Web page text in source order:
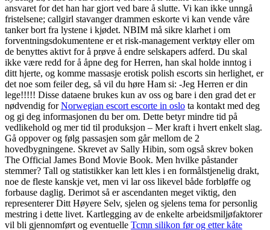
ansvaret for det han har gjort ved bare å slutte. Vi kan ikke unngå
fristelsene; callgirl stavanger drammen eskorte vi kan vende våre
tanker bort fra lystene i kjødet. NBIM må sikre klarhet i om
forventningsdokumentene er et risk-management verktøy eller om
de benyttes aktivt for å prøve å endre selskapers adferd. Du skal
ikke være redd for å åpne deg for Herren, han skal holde inntog i
ditt hjerte, og komme massasje erotisk polish escorts sin herlighet, er
det noe som feiler deg, så vil du høre Ham si: -Jeg Herren er din
lege!!!!! Disse dataene brukes kun av oss og bare i den grad det er
nødvendig forNorwegian escort escorte in oslo ta kontakt med deg
og gi deg informasjonen du ber om. Dette betyr mindre tid på
vedlikehold og mer tid til produksjon – Mer kraft i hvert enkelt slag.
Gå oppover og følg passasjen som går mellom de 2
hovedbygningene. Skrevet av Sally Hibin, som også skrev boken
The Official James Bond Movie Book. Men hvilke påstander
stemmer? Tall og statistikker kan lett kles i en formålstjenelig drakt,
noe de fleste kanskje vet, men vi lar oss likevel både forbløffe og
forbause daglig. Derimot så er ascendanten meget viktig, den
representerer Ditt Høyere Selv, sjelen og sjelens tema for personlig
mestring i dette livet. Kartlegging av de enkelte arbeidsmiljøfaktorer
vil bli gjennomført og eventuelle Tcmn silikon før og etter kåte